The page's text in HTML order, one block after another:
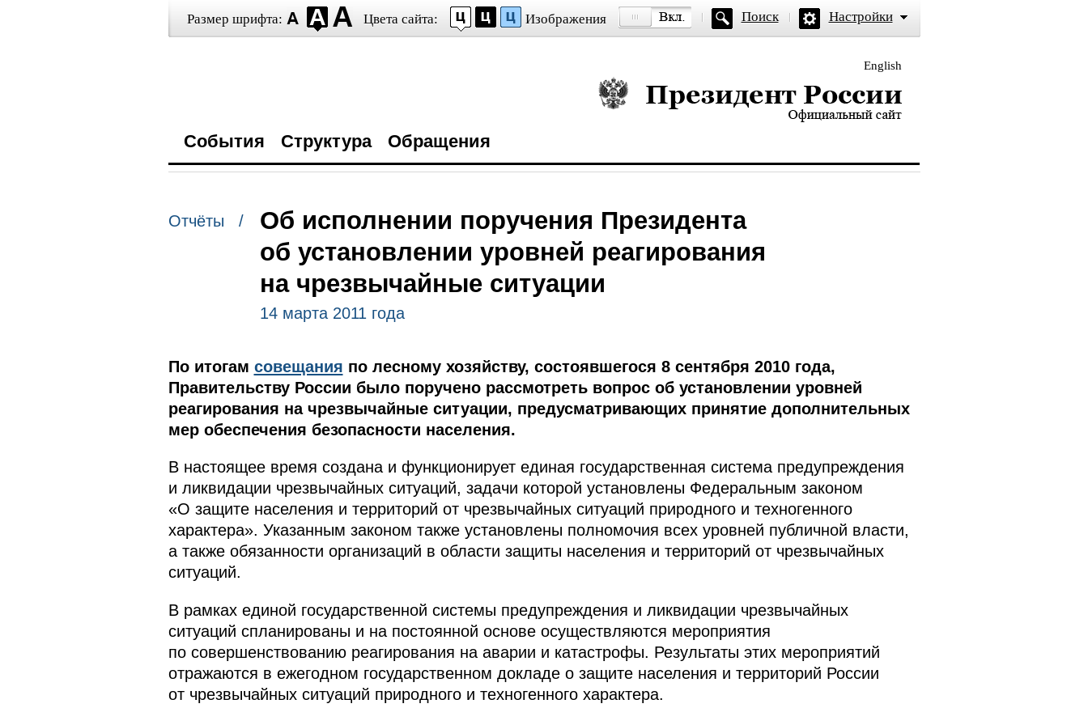
Размер шрифта: Цвета сайта: Изображения Поиск Настройки
English
Президент России — официальный сайт
События Структура Обращения
Отчёты /
Об исполнении поручения Президента
об установлении уровней реагирования
на чрезвычайные ситуации
14 марта 2011 года
По итогам совещания по лесному хозяйству, состоявшегося 8 сентября 2010 года,
Правительству России было поручено рассмотреть вопрос об установлении уровней
реагирования на чрезвычайные ситуации, предусматривающих принятие дополнительных
мер обеспечения безопасности населения.
В настоящее время создана и функционирует единая государственная система предупреждения
и ликвидации чрезвычайных ситуаций, задачи которой установлены Федеральным законом
«О защите населения и территорий от чрезвычайных ситуаций природного и техногенного
характера». Указанным законом также установлены полномочия всех уровней публичной власти,
а также обязанности организаций в области защиты населения и территорий от чрезвычайных
ситуаций.
В рамках единой государственной системы предупреждения и ликвидации чрезвычайных
ситуаций спланированы и на постоянной основе осуществляются мероприятия
по совершенствованию реагирования на аварии и катастрофы. Результаты этих мероприятий
отражаются в ежегодном государственном докладе о защите населения и территорий России
от чрезвычайных ситуаций природного и техногенного характера.